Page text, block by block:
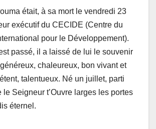
était, à sa mort le vendredi 23
exécutif du CECIDE (Centre du
pour le Développement).
passé, il a laissé de lui le souvenir
chaleureux, bon vivant et
talentueux. Né un juillet, parti
le Seigneur t’Ouvre larges les portes
éternel.